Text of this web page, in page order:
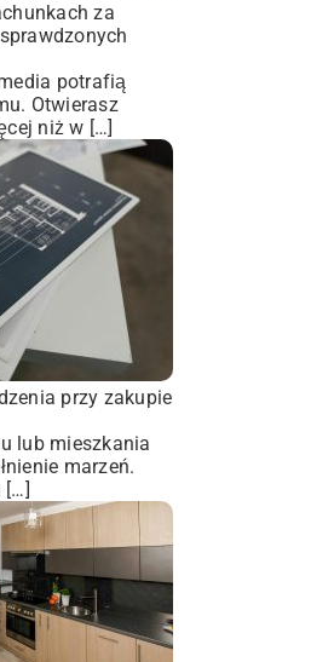
za
potrafią
Otwierasz
niż w […]
przy zakupie
lub mieszkania
marzeń.
[…]